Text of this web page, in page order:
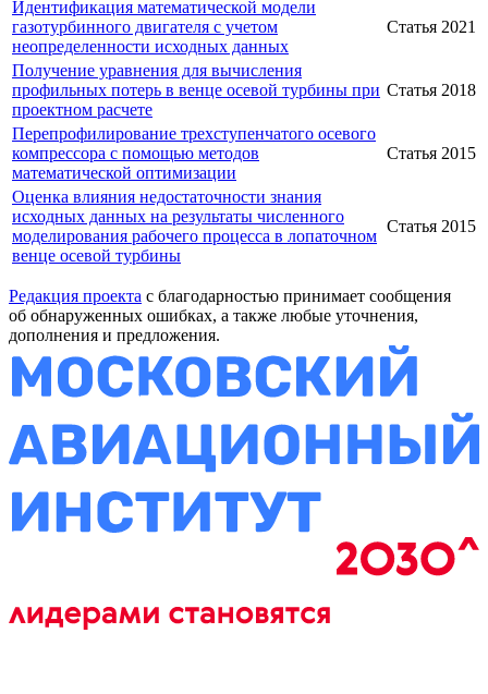
Идентификация математической модели
газотурбинного двигателя с учетом
неопределенности исходных данных
Статья 2021
Получение уравнения для вычисления
профильных потерь в венце осевой турбины при
проектном расчете
Статья 2018
Перепрофилирование трехступенчатого осевого
компрессора с помощью методов
математической оптимизации
Статья 2015
Оценка влияния недостаточности знания
исходных данных на результаты численного
моделирования рабочего процесса в лопаточном
венце осевой турбины
Статья 2015
Редакция проекта с благодарностью принимает сообщения
об обнаруженных ошибках, а также любые уточнения,
дополнения и предложения.